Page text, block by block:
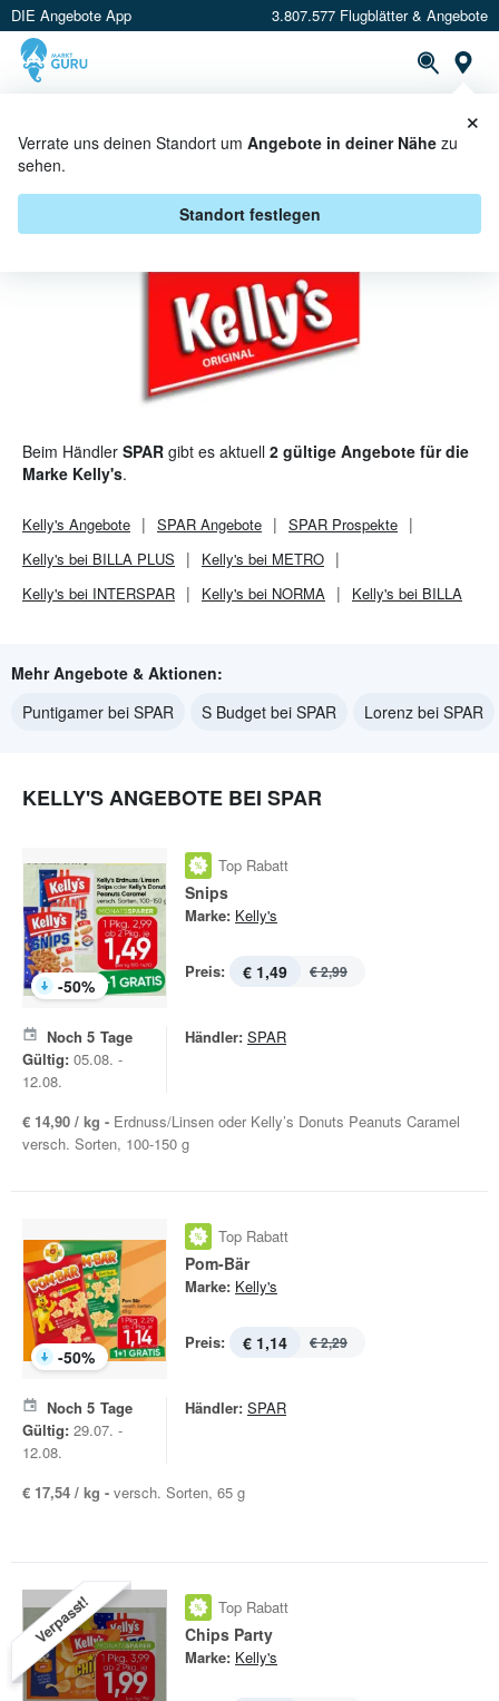
DIE Angebote App 3.807.577 Flugblätter & Angebote
Verrate uns deinen Standort um Angebote in deiner Nähe zu
sehen.
Standort festlegen
×
KELLY'S BEI SPAR - ANGEBOTE &
Beim Händler SPAR gibt es aktuell 2 gültige Angebote für die
Marke Kelly's.
Kelly's Angebote SPAR Angebote SPAR Prospekte
Kelly's bei BILLA PLUS
Kelly's bei METRO
Kelly's bei INTERSPAR
Kelly's bei NORMA Kelly's bei BILLA
Mehr Angebote & Aktionen:
Puntigamer bei SPAR
S Budget bei SPAR Lorenz bei SPAR
KELLY'S ANGEBOTE BEI SPAR
-50%
Top Rabatt
Snips
Marke: Kelly's
Preis: € 1,49 € 2,99
Noch 5 Tage
Gültig: 05.08. -
12.08.
Händler: SPAR
€ 14,90 / kg - Erdnuss/Linsen oder Kelly’s Donuts Peanuts Caramel
versch. Sorten, 100-150 g
-50%
Top Rabatt
Pom-Bär
Marke: Kelly's
Preis: € 1,14 € 2,29
Noch 5 Tage
Gültig: 29.07. -
12.08.
Händler: SPAR
€ 17,54 / kg - versch. Sorten, 65 g
Verpasst! Top Rabatt
Chips Party
Marke: Kelly's